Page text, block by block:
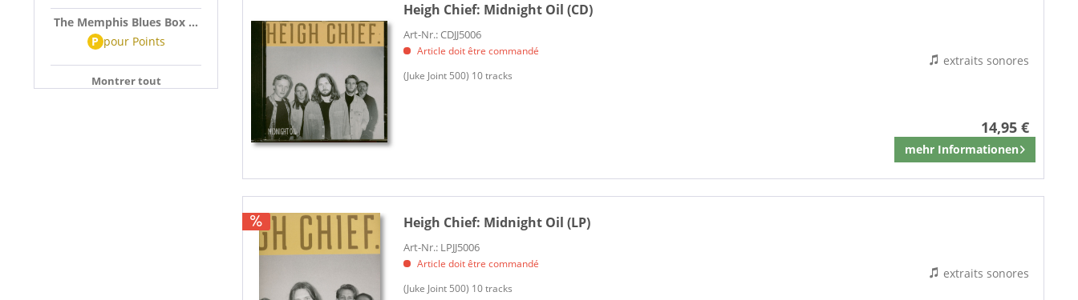
The Memphis Blues Box ...
P pour Points
Montrer tout
Heigh Chief: Midnight Oil (CD)
Art-Nr.: CDJJ5006
Article doit être commandé
(Juke Joint 500) 10 tracks
14,95 €
mehr Informationen
Mémoriser
extraits sonores
Heigh Chief: Midnight Oil (LP)
Art-Nr.: LPJJ5006
Article doit être commandé
(Juke Joint 500) 10 tracks
extraits sonores